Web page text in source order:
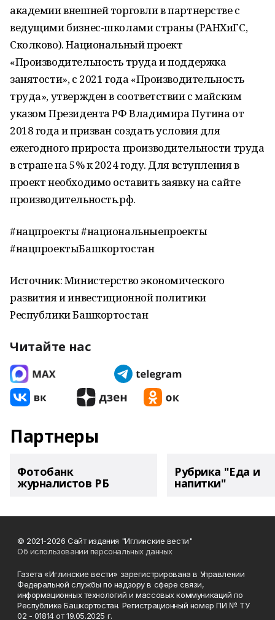
академии внешней торговли в партнерстве с
ведущими бизнес-школами страны (РАНХиГС,
Сколково). Национальный проект
«Производительность труда и поддержка
занятости», с 2021 года «Производительность
труда», утвержден в соответствии с майским
указом Президента РФ Владимира Путина от
2018 года и призван создать условия для
ежегодного прироста производительности труда
в стране на 5% к 2024 году. Для вступления в
проект необходимо оставить заявку на сайте
производительность.рф.
#нацпроекты #национальныепроекты
#нацпроектыБашкортостан
Источник: Министерство экономического
развития и инвестиционной политики
Республики Башкортостан
Читайте нас
Партнеры
Фотобанк
журналистов РБ
Рубрика "Еда и
напитки"
© 2021-2026 Сайт издания "Иглинские вести"
Об использовании персональных данных
Газета «Иглинские вести» зарегистрирована в Управлении
Федеральной службы по надзору в сфере связи,
информационных технологий и массовых коммуникаций по
Республике Башкортостан. Регистрационный номер ПИ № ТУ
02 - 01814 от 19.05.2025 г.